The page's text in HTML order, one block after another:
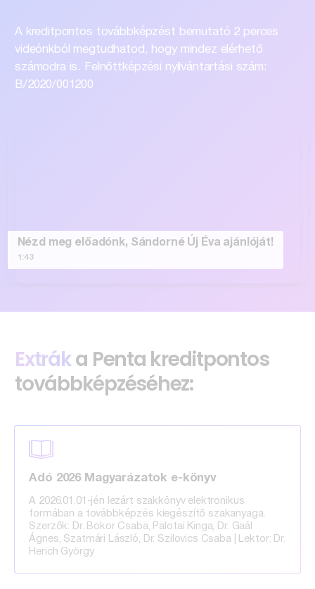
A kreditpontos továbbképzést bemutató 2 perces
videónkból megtudhatod, hogymindez elérhető
számodra is.
Felnőttképzési nyilvántartási szám:
B/2020/001200
Nézd meg előadónk, Sándorné Új Éva ajánlóját!
1:43
Extráka Penta kreditpontos
továbbképzéséhez:
Adó 2026 Magyarázatok e-könyv
A 2026.01.01-jén lezárt szakkönyv elektronikus
formában a továbbképzés kiegészítő szakanyaga.
Szerzők: Dr. Bokor Csaba, Palotai Kinga, Dr. Gaál
Ágnes, Szatmári László, Dr. Szilovics Csaba | Lektor: Dr.
Herich György